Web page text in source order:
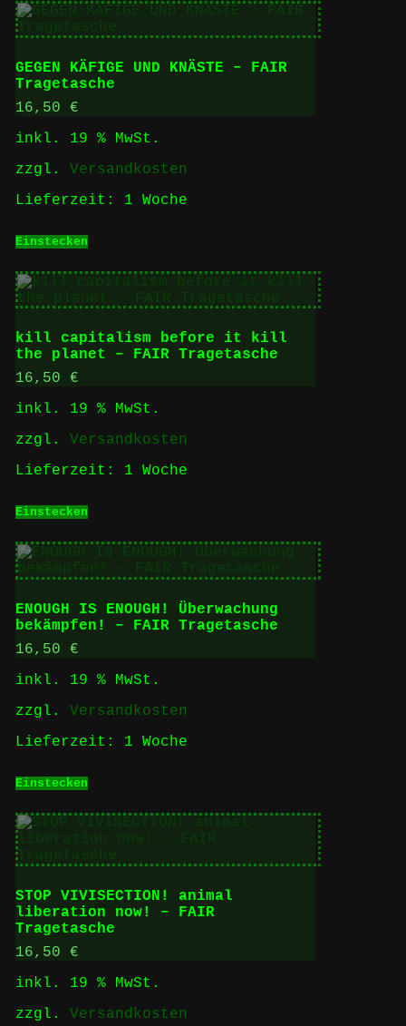
GEGEN KÄFIGE UND KNÄSTE – FAIR
Tragetasche
16,50 €
inkl. 19 % MwSt.
zzgl. Versandkosten
Lieferzeit: 1 Woche
Einstecken
kill capitalism before it kill
the planet – FAIR Tragetasche
16,50 €
inkl. 19 % MwSt.
zzgl. Versandkosten
Lieferzeit: 1 Woche
Einstecken
ENOUGH IS ENOUGH! Überwachung
bekämpfen! – FAIR Tragetasche
16,50 €
inkl. 19 % MwSt.
zzgl. Versandkosten
Lieferzeit: 1 Woche
Einstecken
STOP VIVISECTION! animal
liberation now! – FAIR
Tragetasche
16,50 €
inkl. 19 % MwSt.
zzgl. Versandkosten